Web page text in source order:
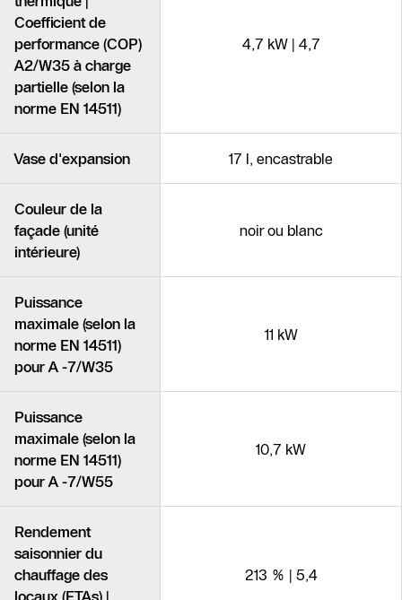
Coefficient de
performance (COP)
A2/W35 à charge
partielle (selon la
norme EN 14511)
4,7 kW | 4,7
Vase d'expansion 17 l, encastrable
Couleur de la
façade (unité
intérieure)
noir ou blanc
Puissance
maximale (selon la
norme EN 14511)
pour A -7/W35
11 kW
Puissance
maximale (selon la
norme EN 14511)
pour A -7/W55
10,7 kW
Rendement
saisonnier du
chauffage des
locaux (ETAs) |
213 % | 5,4